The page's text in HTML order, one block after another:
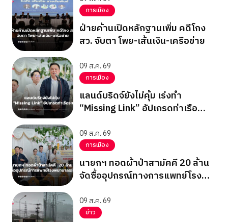
การเมือง
ฝ่ายค้านเปิดหลักฐานเพิ่ม คดีโกง
สว. จับตา โพย-เส้นเงิน-เครือข่าย
09 ส.ค. 69
การเมือง
แลนด์บริดจ์ยังไม่คุ้ม เร่งทำ
“Missing Link” อัปเกรดท่าเรือ
09 ส.ค. 69
การเมือง
นายกฯ ทอดผ้าป่าสามัคคี 20 ล้าน
จัดซื้ออุปกรณ์ทางการแพทย์โรง
09 ส.ค. 69
ข่าว